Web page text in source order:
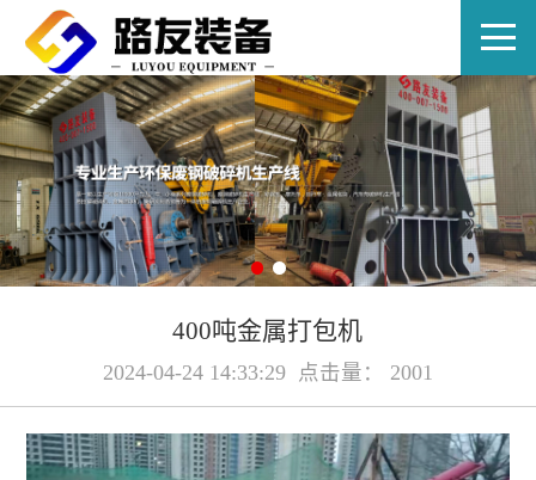
EN
400吨金属打包机
2024-04-24 14:33:29 点击量： 2001